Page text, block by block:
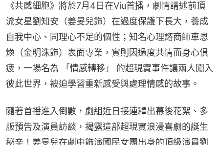
《共感細胞》將於7月4日在Viu首播，劇情講述前頂
流女星劉知安（姜旻兒飾）在過度保護下長大，養成
自我中心、同理心不足的個性；知名心理諮商師車恩
煥（金明洙飾）表面專業，實則因過度共情而身心俱
疲，一場名為 「情感轉移」 的超現實事件讓兩人闖入
彼此世界，被迫學習重新感受與處理情感的故事。
隨著首播進入倒數，劇組近日接連釋出幕後花絮、多
版預告及演員訪談，揭露這部超現實浪漫喜劇的誕生
秘辛！姜旻兒在劇中飾演國民女團出身的頂級演員劉